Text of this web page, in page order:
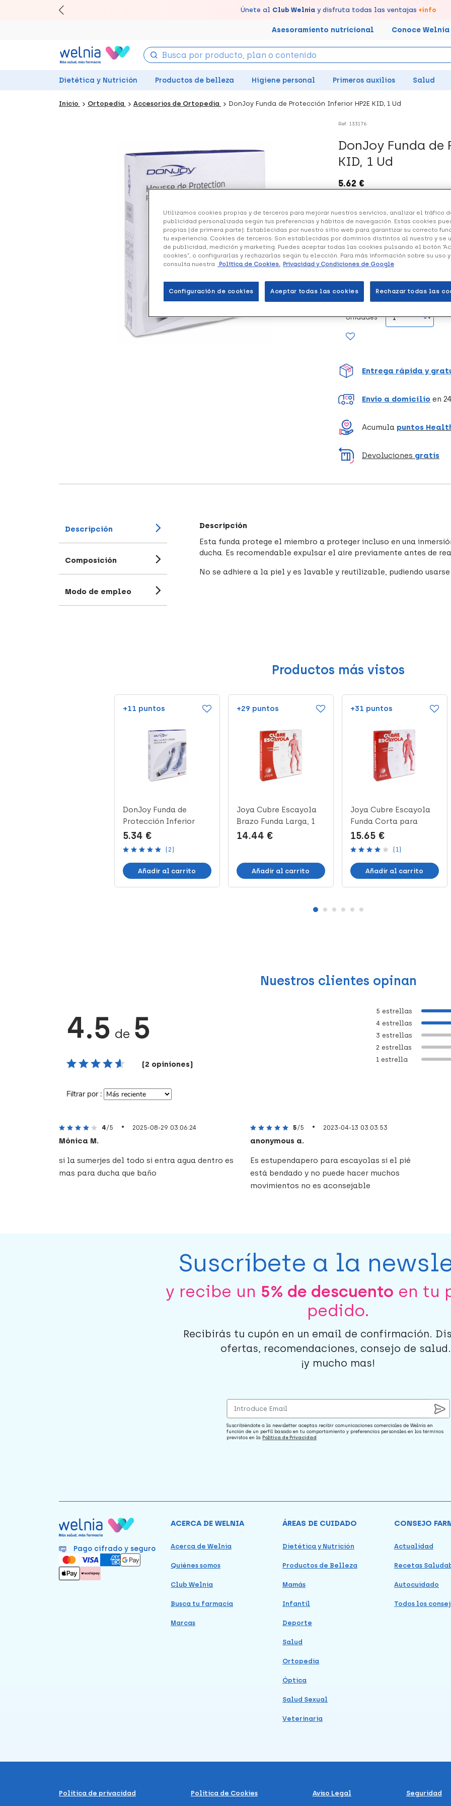
Disfruta de la entregarápida y gratuitaen farmacia
Únete al Club Welniay disfruta todas las ventajas +info
Llévate un7% de descuentocreando tu cuentaaquí
Canjea tus puntos en tu Farmacia de Confianza, acumúlalos online.
Asesoramiento nutricional Conoce Welnia
Dietética y Nutrición Productos de belleza Higiene personal Primeros auxilios Salud
Inicio Ortopedia Accesorios de Ortopedia DonJoy Funda de Protección Inferior HP2E KID, 1 Ud
Ref: 133176
DonJoy Funda de
KID, 1 Ud
5.62 €
+ 11 puntosHealthies
(2 opiniones)
Funda de plástico para la
del aseo.
Unidades
Entrega rápida y
Envío a domicilio en
Acumula puntos
Devoluciones gratis
Descripción
Composición
Modo de empleo
Descripción
Esta funda protege el miembro a proteger incluso en una
ducha. Es recomendable expulsar el aire previamente antes de
No se adhiere a la piel y es lavable y reutilizable, pudiendo
Productos más vistos
+11 puntos
DonJoy Funda de
Protección Inferior
HP2, 1 Ud
5.34 €
(2)
Añadir al carrito
+29 puntos
Joya Cubre Escayola
Brazo Funda Larga, 1
Ud
14.44 €
Añadir al carrito
+31 puntos
Joya Cubre Escayola
Funda Corta para
Pierna, 1 U...
15.65 €
(1)
Añadir al carrito
Nuestros clientes opinan
4.5 de 5
(2 opiniones)
1 estrella
2 estrellas
3 estrellas
4 estrellas
5 estrellas
Filtrar por :
4/5 • 2025-08-29 03:06:24
Mónica M.
si la sumerjes del todo si entra agua dentro es
mas para ducha que baño
5/5 • 2023-04-13 03:03:53
anonymous a.
Es estupendapero para escayolas si el pié
está bendado y no puede hacer muchos
movimientos no es aconsejable
Suscríbete a la
y recibe un 5% de descuento en tu
pedido.
Recibirás tu cupón en un email de confirmación.
ofertas, recomendaciones, consejo de
¡y mucho mas!
Suscribiéndote a la newsletter aceptas recibir comunicaciones comerciales de Welnia en
función de un perfil basado en tu comportamiento y preferencias personales en los términos
previstos en laPolítica de Privacidad
Pago cifrado y seguro
ACERCA DE WELNIA
Acerca de Welnia
Quiénes somos
Club Welnia
Busca tu farmacia
Marcas
ÁREAS DE CUIDADO
Dietética y Nutrición
Productos de Belleza
Mamás
Infantil
Deporte
Salud
Ortopedia
Óptica
Salud Sexual
Veterinaria
CONSEJO
Actualidad
Recetas
Autocuidado
Todos los
Política de privacidad Política de Cookies Aviso Legal Seguridad
Utilizamos cookies propias y de terceros para mejorar nuestros servicios, analizar el tráfico
publicidad personalizada según tus preferencias y hábitos de navegación. Estas cookies
propias (de primera parte): Establecidas por nuestro sitio web para garantizar su correcto
tu experiencia. Cookies de terceros: Son establecidas por dominios distintos al nuestro y se
de publicidad, medición y marketing. Puedes aceptar todas las cookies pulsando el botón
cookies”, o configurarlas y rechazarlas según tu elección. Para más información sobre su uso
consulta nuestra
Política de Cookies. Privacidad y Condiciones de Google
Configuración de cookies Rechazar todas las
Aceptar todas las cookies